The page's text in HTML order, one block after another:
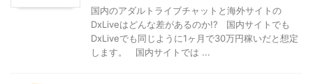
国内のアダルトライブチャットと海外サイトの
DxLiveはどんな差があるのか!? 国内サイトでも
DxLiveでも同じように1ヶ月で30万円稼いだと想定
します。 国内サイトでは ...